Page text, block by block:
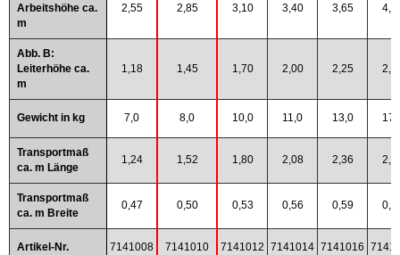
Arbeitshöhe ca.
m
2,55 2,85 3,10 3,40 3,65
Abb. B:
Leiterhöhe ca.
m
1,18 1,45 1,70 2,00 2,25
Gewicht in kg 7,0 8,0 10,0 11,0 13,0
Transportmaß
ca. m Länge
1,24 1,52 1,80 2,08 2,36
Transportmaß
ca. m Breite
0,47 0,50 0,53 0,56 0,59
Artikel-Nr. 7141008 7141010 7141012 7141014 7141016